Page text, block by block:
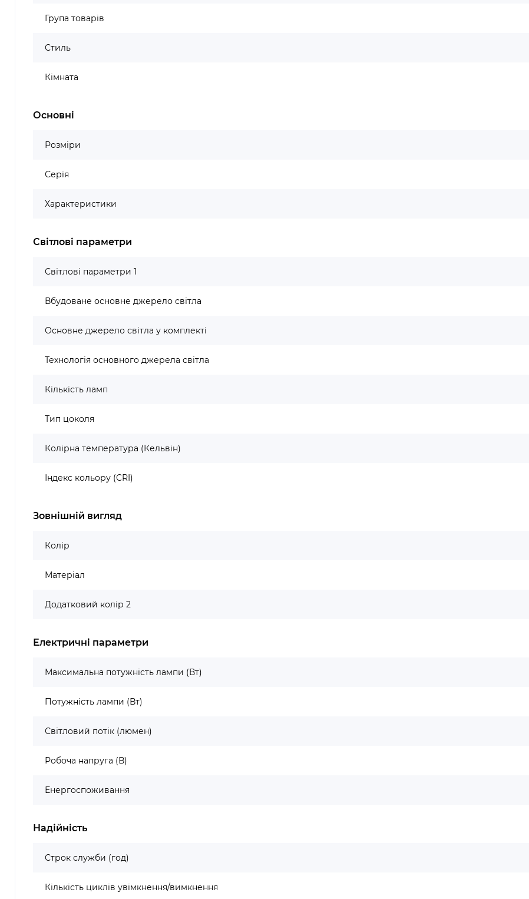
Група товарів
Стиль
Кімната
Основні
Розміри
Серія
Характеристики
Світлові параметри
Світлові параметри 1
Вбудоване основне джерело світла
Основне джерело світла у комплекті
Технологія основного джерела світла
Кількість ламп
Тип цоколя
Колірна температура (Кельвін)
Індекс кольору (CRI)
Зовнішній вигляд
Колір
Матеріал
Додатковий колір 2
Електричні параметри
Максимальна потужність лампи (Вт)
Потужність лампи (Вт)
Світловий потік (люмен)
Робоча напруга (В)
Енергоспоживання
Надійність
Строк служби (год)
Кількість циклів увімкнення/вимкнення